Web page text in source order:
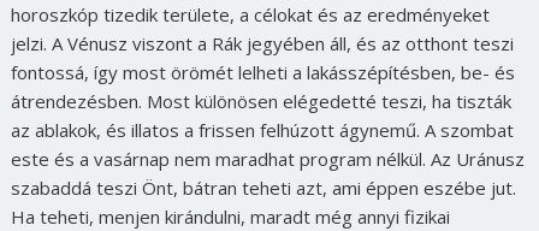
horoszkóp tizedik területe, a célokat és az eredményeket
jelzi. A Vénusz viszont a Rák jegyében áll, és az otthont teszi
fontossá, így most örömét lelheti a lakásszépítésben, be- és
átrendezésben. Most különösen elégedetté teszi, ha tiszták
az ablakok, és illatos a frissen felhúzott ágynemű. A szombat
este és a vasárnap nem maradhat program nélkül. Az Uránusz
szabaddá teszi Önt, bátran teheti azt, ami éppen eszébe jut.
Ha teheti, menjen kirándulni, maradt még annyi fizikai